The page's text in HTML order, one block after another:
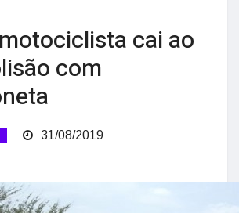
cai ao
com
31/08/2019